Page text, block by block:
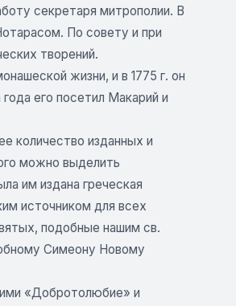
секретаря митрополии. В
По совету и при
творений.
жизни, и в 1775 г. он
его посетил Макарий и
количество изданных и
можно выделить
им издана греческая
источником для всех
подобные нашим св.
Симеону Новому
«Добротолюбие» и